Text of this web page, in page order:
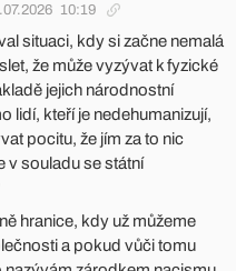
10:19
situaci, kdy si začne nemalá
že může vyzývat k fyzické
jejich národnostní
lidí, kteří je nedehumanizují,
pocitu, že jím za to nic
v souladu se státní
hranice, kdy už můžeme
a pokud vůči tomu